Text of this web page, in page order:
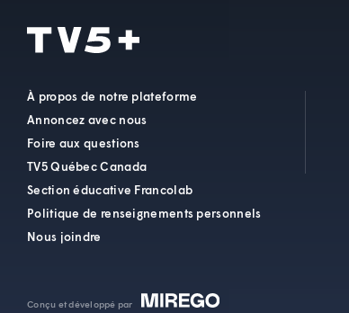
À propos de notre plateforme
Annoncez avec nous
Foire aux questions
TV5 Québec Canada
Section éducative Francolab
Politique de renseignements personnels
Nous joindre
Conçu et développé par